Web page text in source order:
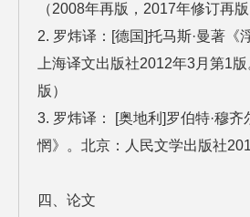
（2008年再版，2017年修订再版
2. 罗炜译：[德国]托马斯·曼著《
上海译文出版社2012年3月第1
版）
3. 罗炜译： [奥地利]罗伯特·穆
惘》。北京：人民文学出版社
四、论文